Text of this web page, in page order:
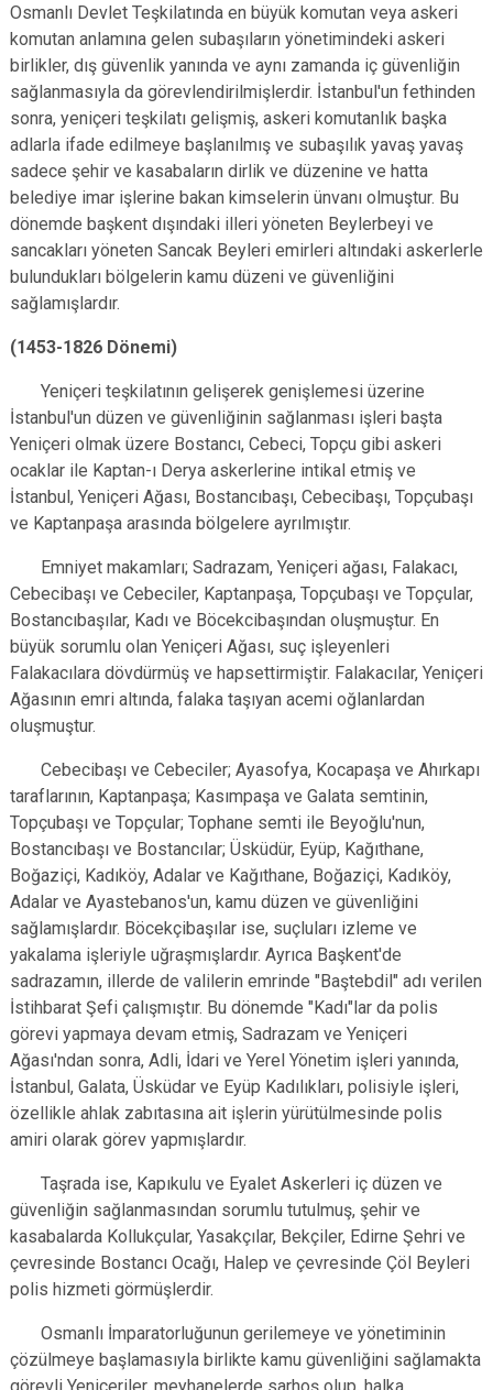
Osmanlı Devlet Teşkilatında en büyük komutan veya askeri
komutan anlamına gelen subaşıların yönetimindeki askeri
birlikler, dış güvenlik yanında ve aynı zamanda iç güvenliğin
sağlanmasıyla da görevlendirilmişlerdir. İstanbul'un fethinden
sonra, yeniçeri teşkilatı gelişmiş, askeri komutanlık başka
adlarla ifade edilmeye başlanılmış ve subaşılık yavaş yavaş
sadece şehir ve kasabaların dirlik ve düzenine ve hatta
belediye imar işlerine bakan kimselerin ünvanı olmuştur. Bu
dönemde başkent dışındaki illeri yöneten Beylerbeyi ve
sancakları yöneten Sancak Beyleri emirleri altındaki askerlerle
bulundukları bölgelerin kamu düzeni ve güvenliğini
sağlamışlardır.
(1453-1826 Dönemi)
Yeniçeri teşkilatının gelişerek genişlemesi üzerine
İstanbul'un düzen ve güvenliğinin sağlanması işleri başta
Yeniçeri olmak üzere Bostancı, Cebeci, Topçu gibi askeri
ocaklar ile Kaptan-ı Derya askerlerine intikal etmiş ve
İstanbul, Yeniçeri Ağası, Bostancıbaşı, Cebecibaşı, Topçubaşı
ve Kaptanpaşa arasında bölgelere ayrılmıştır.
Emniyet makamları; Sadrazam, Yeniçeri ağası, Falakacı,
Cebecibaşı ve Cebeciler, Kaptanpaşa, Topçubaşı ve Topçular,
Bostancıbaşılar, Kadı ve Böcekcibaşından oluşmuştur. En
büyük sorumlu olan Yeniçeri Ağası, suç işleyenleri
Falakacılara dövdürmüş ve hapsettirmiştir. Falakacılar, Yeniçeri
Ağasının emri altında, falaka taşıyan acemi oğlanlardan
oluşmuştur.
Cebecibaşı ve Cebeciler; Ayasofya, Kocapaşa ve Ahırkapı
taraflarının, Kaptanpaşa; Kasımpaşa ve Galata semtinin,
Topçubaşı ve Topçular; Tophane semti ile Beyoğlu'nun,
Bostancıbaşı ve Bostancılar; Üsküdür, Eyüp, Kağıthane,
Boğaziçi, Kadıköy, Adalar ve Kağıthane, Boğaziçi, Kadıköy,
Adalar ve Ayastebanos'un, kamu düzen ve güvenliğini
sağlamışlardır. Böcekçibaşılar ise, suçluları izleme ve
yakalama işleriyle uğraşmışlardır. Ayrıca Başkent'de
sadrazamın, illerde de valilerin emrinde "Baştebdil" adı verilen
İstihbarat Şefi çalışmıştır. Bu dönemde "Kadı"lar da polis
görevi yapmaya devam etmiş, Sadrazam ve Yeniçeri
Ağası'ndan sonra, Adli, İdari ve Yerel Yönetim işleri yanında,
İstanbul, Galata, Üsküdar ve Eyüp Kadılıkları, polisiyle işleri,
özellikle ahlak zabıtasına ait işlerin yürütülmesinde polis
amiri olarak görev yapmışlardır.
Taşrada ise, Kapıkulu ve Eyalet Askerleri iç düzen ve
güvenliğin sağlanmasından sorumlu tutulmuş, şehir ve
kasabalarda Kollukçular, Yasakçılar, Bekçiler, Edirne Şehri ve
çevresinde Bostancı Ocağı, Halep ve çevresinde Çöl Beyleri
polis hizmeti görmüşlerdir.
Osmanlı İmparatorluğunun gerilemeye ve yönetiminin
çözülmeye başlamasıyla birlikte kamu güvenliğini sağlamakta